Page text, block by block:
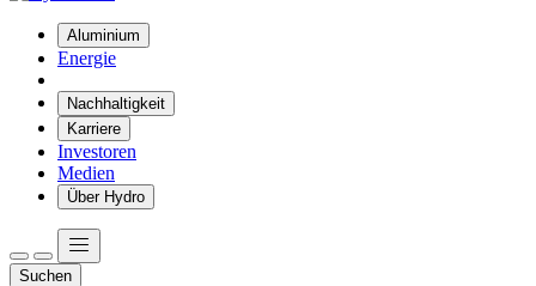
Aluminium
Energie
Nachhaltigkeit
Karriere
Investoren
Medien
Über Hydro
Suchen